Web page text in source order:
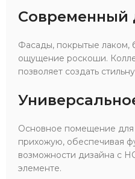
Современный
Фасады, покрытые лаком,
ощущение роскоши.
позволяет создать
Основное помещение для
прихожую, обеспечивая
возможности дизайна с
элементе.